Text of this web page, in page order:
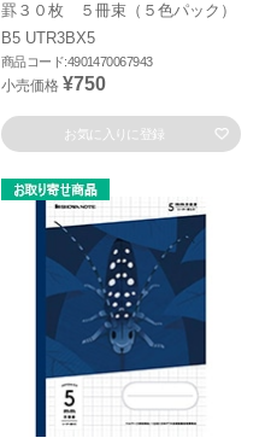
罫３０枚 ５冊束（５色パック）
B5 UTR3BX5
商品コード:4901470067943
小売価格 ¥750
お気に入りに登録